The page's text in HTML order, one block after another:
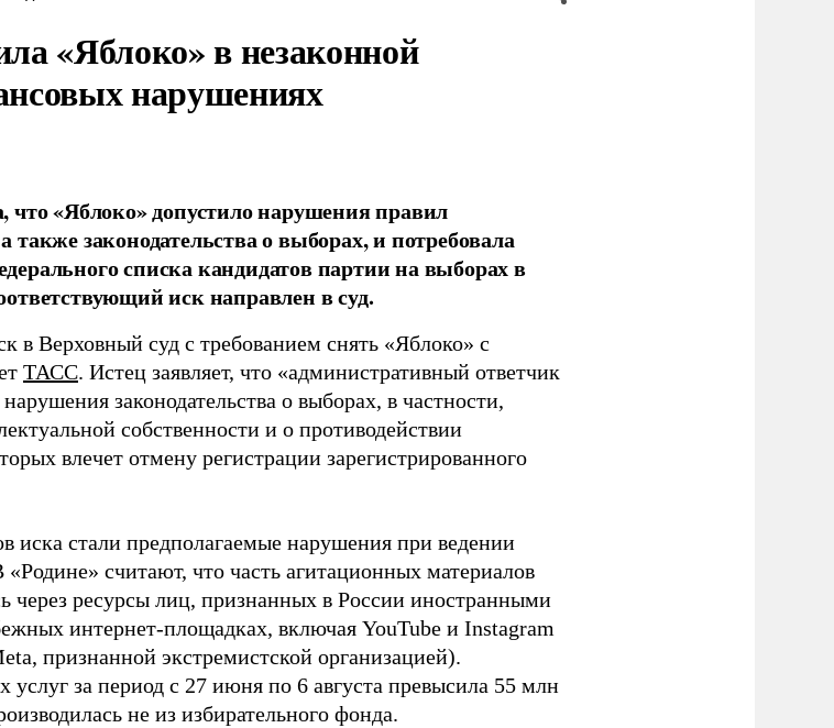
«Яблоко» в незаконной
нарушениях
что «Яблоко» допустило нарушения правил
законодательства о выборах, и потребовала
списка кандидатов партии на выборах в
иск направлен в суд.
в Верховный суд с требованием снять «Яблоко» с
ТАСС. Истец заявляет, что «административный ответчик
законодательства о выборах, в частности,
собственности и о противодействии
влечет отмену регистрации зарегистрированного
иска стали предполагаемые нарушения при ведении
считают, что часть агитационных материалов
через ресурсы лиц, признанных в России иностранными
интернет-площадках, включая YouTube и Instagram
признанной экстремистской организацией).
услуг за период с 27 июня по 6 августа превысила 55 млн
не из избирательного фонда.